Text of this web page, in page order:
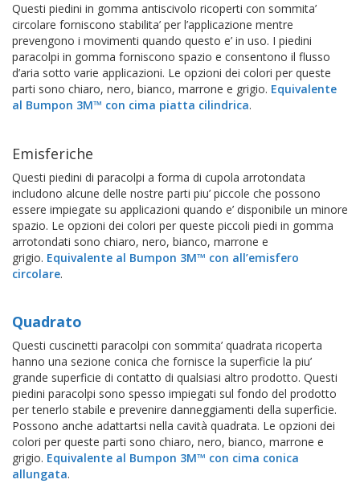
Questi piedini in gomma antiscivolo ricoperti con sommita’
circolare forniscono stabilita’ per l’applicazione mentre
prevengono i movimenti quando questo e’ in uso. I piedini
paracolpi in gomma forniscono spazio e consentono il flusso
d’aria sotto varie applicazioni. Le opzioni dei colori per queste
parti sono chiaro, nero, bianco, marrone e grigio. Equivalente
al Bumpon 3M™ con cima piatta cilindrica.
Emisferiche
Questi piedini di paracolpi a forma di cupola arrotondata
includono alcune delle nostre parti piu’ piccole che possono
essere impiegate su applicazioni quando e’ disponibile un minore
spazio. Le opzioni dei colori per queste piccoli piedi in gomma
arrotondati sono chiaro, nero, bianco, marrone e
grigio. Equivalente al Bumpon 3M™ con all’emisfero
circolare.
Quadrato
Questi cuscinetti paracolpi con sommita’ quadrata ricoperta
hanno una sezione conica che fornisce la superficie la piu’
grande superficie di contatto di qualsiasi altro prodotto. Questi
piedini paracolpi sono spesso impiegati sul fondo del prodotto
per tenerlo stabile e prevenire danneggiamenti della superficie.
Possono anche adattartsi nella cavità quadrata. Le opzioni dei
colori per queste parti sono chiaro, nero, bianco, marrone e
grigio. Equivalente al Bumpon 3M™ con cima conica
allungata.